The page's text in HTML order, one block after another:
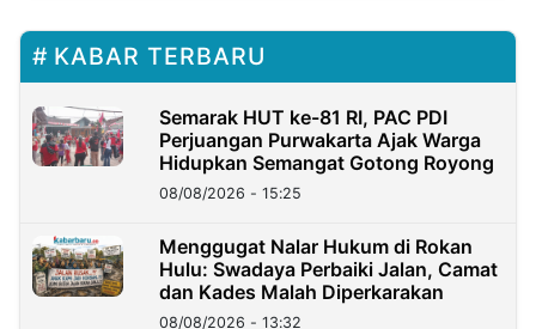
KABAR TERBARU
Semarak HUT ke-81 RI, PAC PDI
Perjuangan Purwakarta Ajak Warga
Hidupkan Semangat Gotong Royong
08/08/2026 - 15:25
Menggugat Nalar Hukum di Rokan
Hulu: Swadaya Perbaiki Jalan, Camat
dan Kades Malah Diperkarakan
08/08/2026 - 13:32